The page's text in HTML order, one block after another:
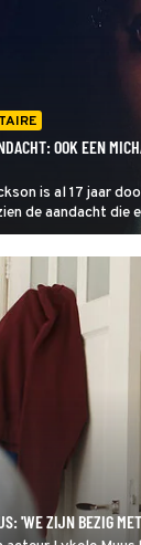
OOK EEN
is al 17 jaar
de aandacht die
de speelfilm
Michael
driedelige docu
Tragedie.
'WE ZIJN BEZIG